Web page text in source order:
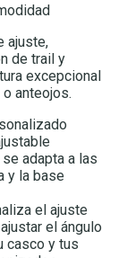
ajuste,
de trail y
excepcional
anteojos.
adapta a las
y la base
el ajuste
el ángulo
casco y tus